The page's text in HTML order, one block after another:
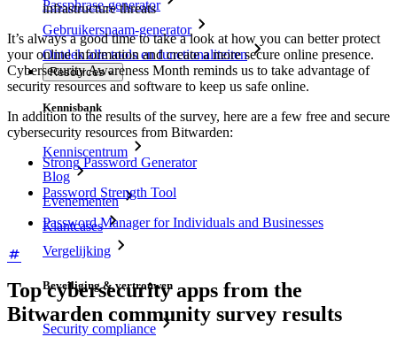
Passphrase-generator
Gebruikersnaam-generator
Ontdek alle tools en functionaliteiten
Resources
Kennisbank
Kenniscentrum
Blog
Evenementen
Klantcases
Vergelijking
Beveiliging & vertrouwen
Security compliance
infrastructure threats
It’s always a good time to take a look at how you can better protect
your online information and create a more secure online presence.
Cybersecurity Awareness Month reminds us to take advantage of
security resources and software to keep us safe online.
In addition to the results of the survey, here are a few free and secure
cybersecurity resources from Bitwarden:
Strong Password Generator
Password Strength Tool
Password Manager for Individuals and Businesses
Top cybersecurity apps from the
Bitwarden community survey results